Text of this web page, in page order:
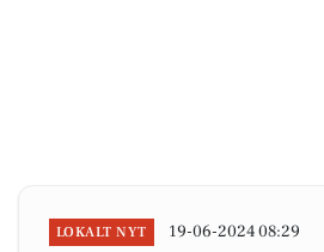
LOKALT NYT 19-06-2024 08:29